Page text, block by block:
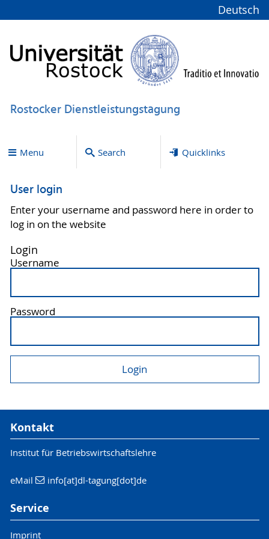
Deutsch
Rostocker Dienstleistungstagung
Menu Search Quicklinks
User login
Enter your username and password here in order to
log in on the website
Login
Username
Password
Kontakt
Institut für Betriebswirtschaftslehre
eMail info[at]dl-tagung[dot]de
Service
Imprint